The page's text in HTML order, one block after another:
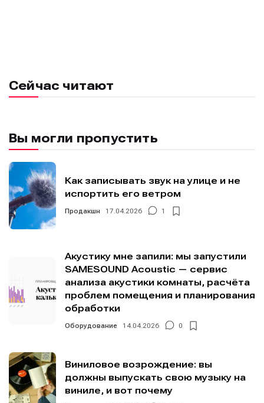
Сейчас читают
Вы могли пропустить
Как записывать звук на улице и не
испортить его ветром
Продакшн 17.04.2026 1
Акустику мне запили: мы запустили
SAMESOUND Acoustic — сервис
анализа акустики комнаты, расчёта
проблем помещения и планирования
обработки
Оборудование 14.04.2026 0
Виниловое возрождение: вы
должны выпускать свою музыку на
виниле, и вот почему